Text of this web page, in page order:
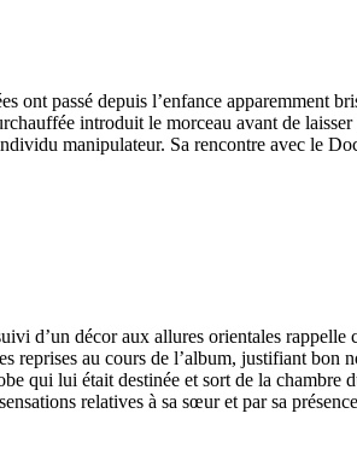
ont passé depuis l’enfance apparemment
introduit le morceau avant de
manipulateur. Sa rencontre avec le
d’un décor aux allures orientales rappelle
reprises au cours de l’album, justifiant
qui lui était destinée et sort de la chambre
relatives à sa sœur et par sa